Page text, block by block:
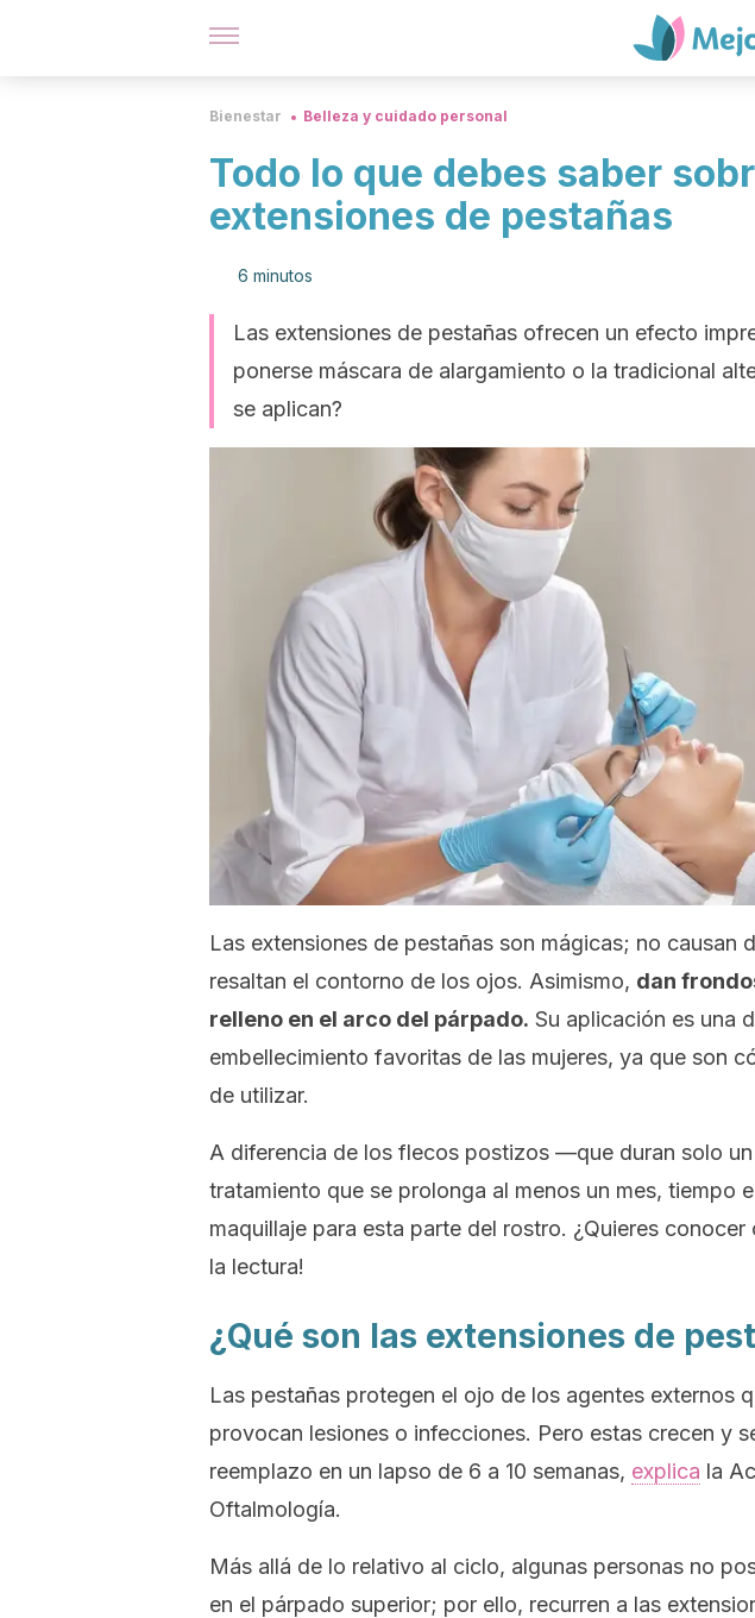
Bienestar Belleza y cuidado personal
Todo lo que debes saber
extensiones de pestañas
6 minutos
Las extensiones de pestañas ofrecen un efecto
ponerse máscara de alargamiento o la tradicional
se aplican?
Las extensiones de pestañas son mágicas; no causan
resaltan el contorno de los ojos. Asimismo, dan
relleno en el arco del párpado. Su aplicación es una
embellecimiento favoritas de las mujeres, ya que son
de utilizar.
A diferencia de los flecos postizos —que duran solo
tratamiento que se prolonga al menos un mes, tiempo
maquillaje para esta parte del rostro. ¿Quieres conocer
la lectura!
¿Qué son las extensiones de
Las pestañas protegen el ojo de los agentes externos
provocan lesiones o infecciones. Pero estas crecen y
reemplazo en un lapso de 6 a 10 semanas, explica la
Oftalmología.
Más allá de lo relativo al ciclo, algunas personas no
en el párpado superior; por ello, recurren a las